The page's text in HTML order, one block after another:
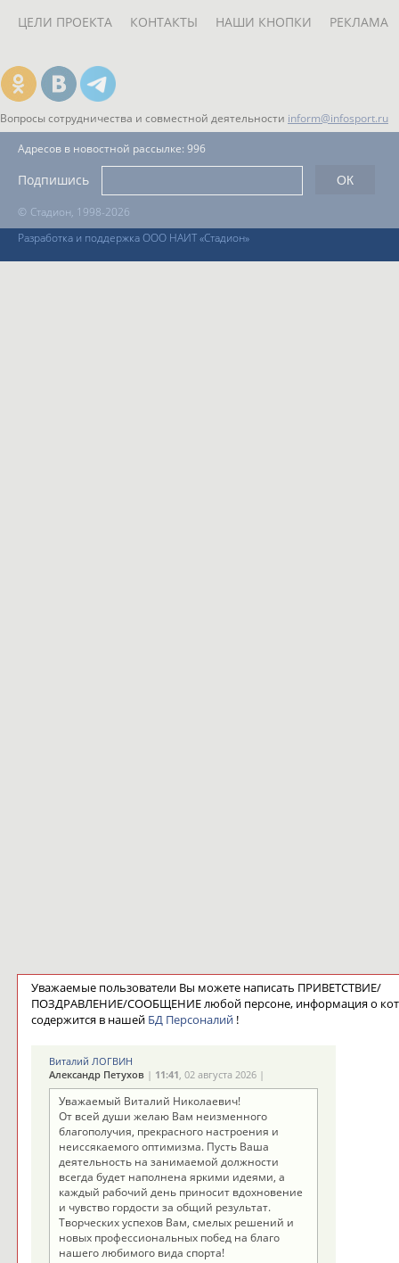
ЦЕЛИ ПРОЕКТА КОНТАКТЫ НАШИ КНОПКИ РЕКЛАМА
Вопросы сотрудничества и совместной деятельности inform@infosport.ru
© Стадион, 1998-2026
Разработка и поддержка ООО НАИТ «Стадион»
Адресов в новостной рассылке: 996
Подпишись
Уважаемые пользователи Вы можете написать ПРИВЕТСТВИЕ/
ПОЗДРАВЛЕНИЕ/СООБЩЕНИЕ любой персоне, информация о
содержится в нашей БД Персоналий!
Виталий ЛОГВИН
Александр Петухов| 11:41, 02 августа 2026 |
Уважаемый Виталий Николаевич!
От всей души желаю Вам неизменного
благополучия, прекрасного настроения и
неиссякаемого оптимизма. Пусть Ваша
деятельность на занимаемой должности
всегда будет наполнена яркими идеями, а
каждый рабочий день приносит вдохновение
и чувство гордости за общий результат.
Творческих успехов Вам, смелых решений и
новых профессиональных побед на благо
нашего любимого вида спорта!